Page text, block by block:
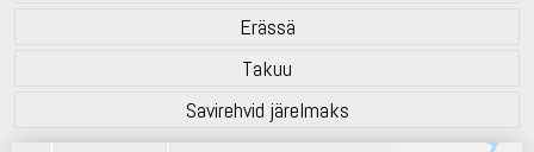
Erässä
Takuu
Savirehvid järelmaks